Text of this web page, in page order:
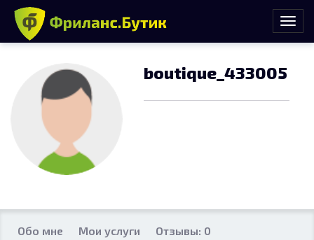
boutique_433005
Обо мне Мои услуги
Отзывы: 0